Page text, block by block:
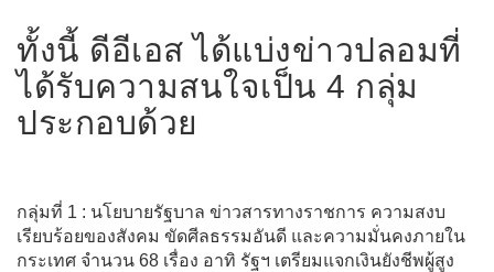
ทั้งนี้ ดีอีเอส ได้แบ่งข่าวปลอมที่
ได้รับความสนใจเป็น 4 กลุ่ม
ประกอบด้วย
กลุ่มที่ 1 : นโยบายรัฐบาล ข่าวสารทางราชการ ความสงบ
เรียบร้อยของสังคม ขัดศีลธรรมอันดี และความมั่นคงภายใน
กระเทศ จำนวน 68 เรื่อง อาทิ รัฐฯ เตรียมแจกเงินยังชีพผู้สูง